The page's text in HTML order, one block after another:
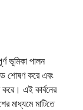
ভূমিকা পালন
শোষণ করে এবং
করে। এই কার্বনের
মাধ্যমে মাটিতে